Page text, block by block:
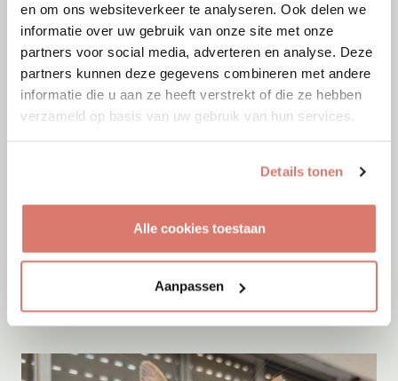
en om ons websiteverkeer te analyseren. Ook delen we
informatie over uw gebruik van onze site met onze
partners voor social media, adverteren en analyse. Deze
partners kunnen deze gegevens combineren met andere
informatie die u aan ze heeft verstrekt of die ze hebben
verzameld op basis van uw gebruik van hun services.
Details tonen
Alle cookies toestaan
Aanpassen
06-08-2026
Julian